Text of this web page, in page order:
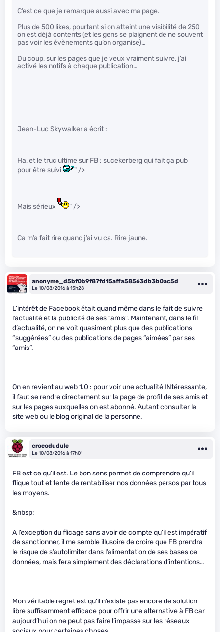
C’est ce que je remarque aussi avec ma page.
Plus de 500 likes, pourtant si on atteint une visibilité de 250
on est déjà contents (et les gens se plaignent de ne souvent
pas voir les évènements qu’on organise)…
Du coup, sur les pages que je veux vraiment suivre, j’ai
activé les notifs à chaque publication…
Jean-Luc Skywalker a écrit :
Ha, et le truc ultime sur FB : sucekerberg qui fait ça pub
pour être suivi
" />
Mais sérieux " />
Ca m’a fait rire quand j’ai vu ca. Rire jaune.
anonyme_d5bf0b9f87fd15affa58563db3b0ac5d
Le 10/08/2016 à 15h28
L’intérêt de Facebook était quand même dans le fait de suivre
l’actualité et la publicité de ses “amis”. Maintenant, dans le fil
d’actualité, on ne voit quasiment plus que des publications
“suggérées” ou des publications de pages “aimées” par ses
“amis”.
On en revient au web 1.0 : pour voir une actualité INtéressante,
il faut se rendre directement sur la page de profil de ses amis et
sur les pages auxquelles on est abonné. Autant consulter le
site web ou le blog original de la personne.
crocodudule
Le 10/08/2016 à 17h01
FB est ce qu’il est. Le bon sens permet de comprendre qu’il
flique tout et tente de rentabiliser nos données persos par tous
les moyens.
&nbsp;
A l’exception du flicage sans avoir de compte qu’il est impératif
de sanctionner, il me semble illusoire de croire que FB prendra
le risque de s’autolimiter dans l’alimentation de ses bases de
données, mais fera simplement des déclarations d’intentions…
Mon véritable regret est qu’il n’existe pas encore de solution
libre suffisamment efficace pour offrir une alternative à FB car
aujourd’hui on ne peut pas faire l’impasse sur les réseaux